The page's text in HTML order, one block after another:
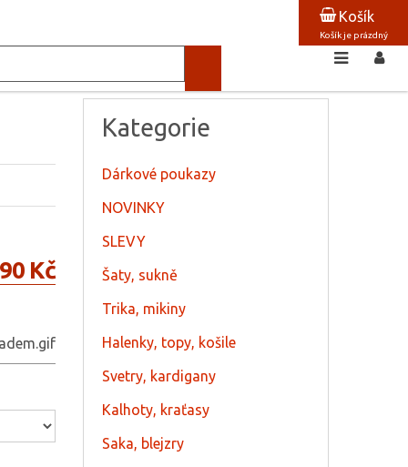
Košík
Košík je prázdný
Kč
Kategorie
Dárkové poukazy
NOVINKY
SLEVY
Šaty, sukně
Trika, mikiny
Halenky, topy, košile
Svetry, kardigany
Kalhoty, kraťasy
Saka, blejzry